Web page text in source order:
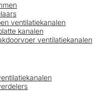
ventilatiekanalen
kanalen
ventilatiekanalen